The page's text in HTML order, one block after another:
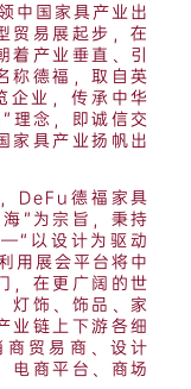
中国家具产业出
贸易展起步，在
产业垂直、引
称德福，取自英
企业，传承中华
理念，即诚信交
家具产业扬帆出
DeFu德福家具
”为宗旨，秉持
以设计为驱动
用展会平台将中
，在更广阔的世
灯饰、饰品、家
业链上下游各细
贸易商、设计
电商平台、商场